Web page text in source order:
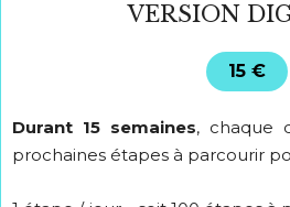
VERSION
15 €
Durant 15 semaines, chaque
prochaines étapes à parcourir